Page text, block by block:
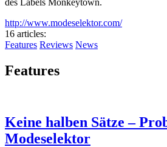
http://www.modeselektor.com/
16 articles:
Features Reviews News
Features
Keine halben Sätze –
Modeselektor